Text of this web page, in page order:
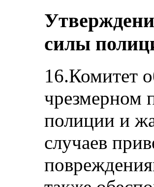
силы
16.Комитет
чрезмерном
полиции и
случаев